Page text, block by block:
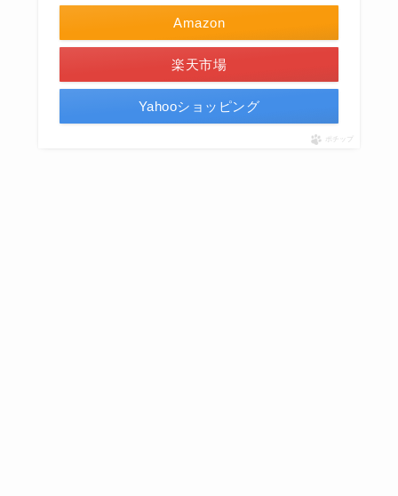
Amazon
楽天市場
Yahooショッピング
ポチップ